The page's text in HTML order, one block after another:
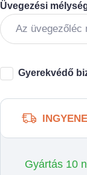
Üvegezési
Gyerekvédő
Gyártás 10